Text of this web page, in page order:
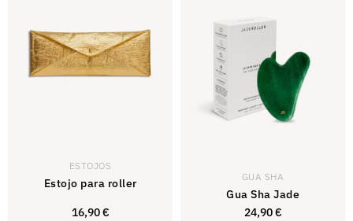
ESTOJOS
Estojo para roller
16,90€
GUA SHA
Gua Sha Jade
24,90€